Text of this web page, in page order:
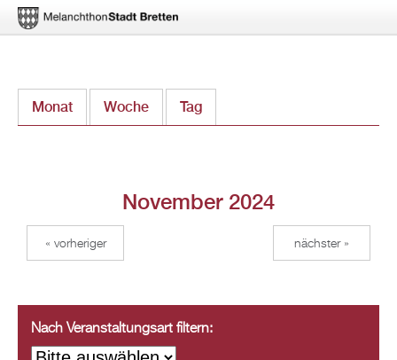
zum
Monat (aktiver Reiter)
Woche Tag
November 2024
« vorheriger nächster »
Nach Veranstaltungsart filtern: